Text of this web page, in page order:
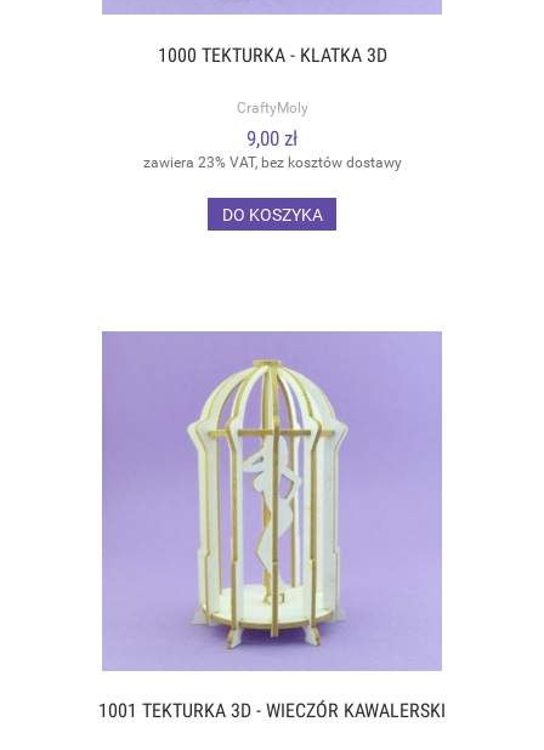
1000 TEKTURKA - KLATKA 3D
CraftyMoly
9,00 zł
zawiera 23% VAT, bez kosztów dostawy
DO KOSZYKA
1001 TEKTURKA 3D - WIECZÓR KAWALERSKI